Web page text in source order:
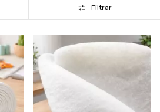
Filtrar